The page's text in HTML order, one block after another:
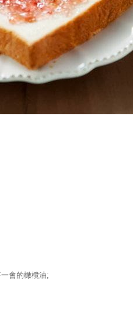
會的橄欖油;